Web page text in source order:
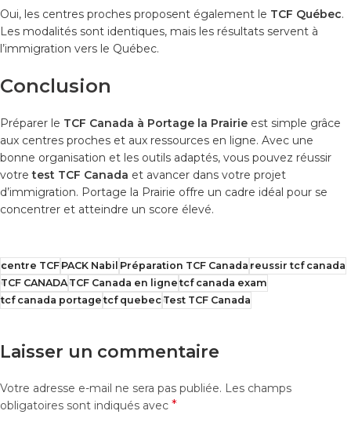
Oui, les centres proches proposent également le TCF Québec.
Les modalités sont identiques, mais les résultats servent à
l’immigration vers le Québec.
Conclusion
Préparer le TCF Canada à Portage la Prairie est simple grâce
aux centres proches et aux ressources en ligne. Avec une
bonne organisation et les outils adaptés, vous pouvez réussir
votretest TCF Canada et avancer dans votre projet
d’immigration. Portage la Prairie offre un cadre idéal pour se
concentrer et atteindre un score élevé.
centre TCFPACK Nabil Préparation TCF Canada reussir tcf canada
TCF CANADATCF Canada en ligne tcf canada exam
tcf canada portage tcf quebecTest TCF Canada
Laisser un commentaire
Votre adresse e-mail ne sera pas publiée. Les champs
obligatoires sont indiqués avec *